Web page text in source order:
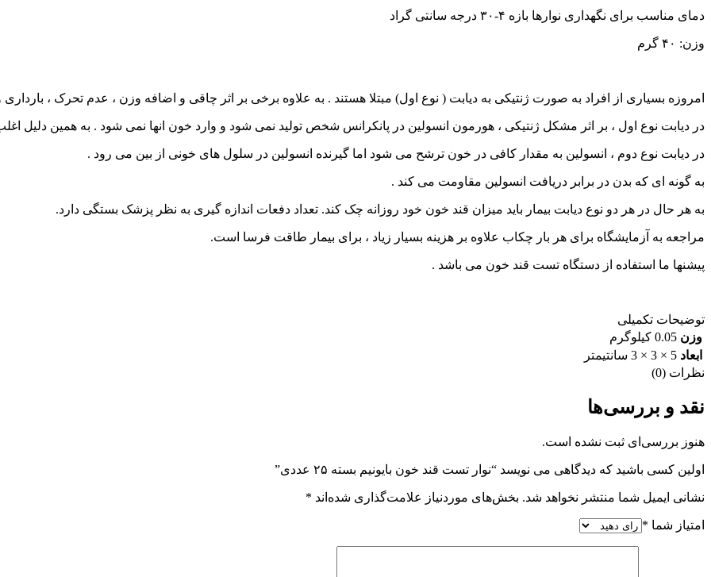
دمای مناسب برای نگهداری نوارها بازه ۴-۳۰ درجه سانتی گراد
وزن: ۴۰ گرم
امروزه بسیاری از افراد به صورت ژنتیکی به دیابت ( نوع اول) مبتلا هستند . به علاوه برخی بر اثر چاقی و اضافه وزن ، عدم تحرک ،
در دیابت نوع اول ، بر اثر مشکل ژنتیکی ، هورمون انسولین در پانکرانس شخص تولید نمی شود و وارد خون انها نمی شود . به همین دلیل
در دیابت نوع دوم ، انسولین به مقدار کافی در خون ترشح می شود اما گیرنده انسولین در سلول های خونی از بین می رود .
به گونه ای که بدن در برابر دریافت انسولین مقاومت می کند .
به هر حال در هر دو نوع دیابت بیمار باید میزان قند خون خود روزانه چک کند. تعداد دفعات اندازه گیری به نظر پزشک بستگی دارد.
مراجعه به آزمایشگاه برای هر بار چکاب علاوه بر هزینه بسیار زیاد ، برای بیمار طاقت فرسا است.
پیشنها ما استفاده از دستگاه تست قند خون می باشد .
توضیحات تکمیلی
وزن 0.05 کیلوگرم
ابعاد 5 × 3 × 3 سانتیمتر
نظرات (0)
نقد و بررسی‌ها
هنوز بررسی‌ای ثبت نشده است.
اولین کسی باشید که دیدگاهی می نویسد “نوار تست قند خون بایونیم بسته ۲۵ عددی”
نشانی ایمیل شما منتشر نخواهد شد. بخش‌های موردنیاز علامت‌گذاری شده‌اند *
امتیاز شما *